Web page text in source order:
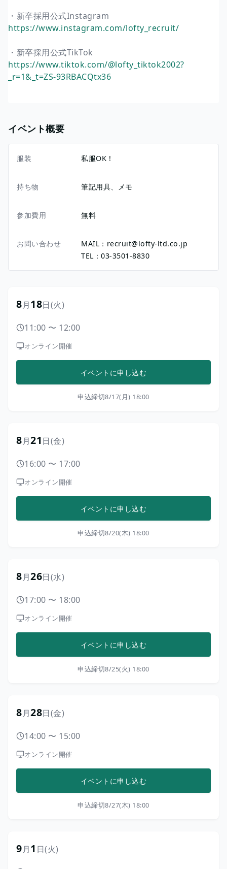
・新卒採用公式Instagram
https://www.instagram.com/lofty_recruit/
・新卒採用公式TikTok
https://www.tiktok.com/@lofty_tiktok2002?
_r=1&_t=ZS-93RBACQtx36
イベント概要
服装 私服OK！
持ち物 筆記用具、メモ
参加費用 無料
お問い合わせ
MAIL：recruit@lofty-ltd.co.jp
TEL：03-3501-8830
8月18日(火)
11:00 〜 12:00
オンライン開催
イベントに申し込む
申込締切8/17(月) 18:00
8月21日(金)
16:00 〜 17:00
オンライン開催
イベントに申し込む
申込締切8/20(木) 18:00
8月26日(水)
17:00 〜 18:00
オンライン開催
イベントに申し込む
申込締切8/25(火) 18:00
8月28日(金)
14:00 〜 15:00
オンライン開催
イベントに申し込む
申込締切8/27(木) 18:00
9月1 日(火)